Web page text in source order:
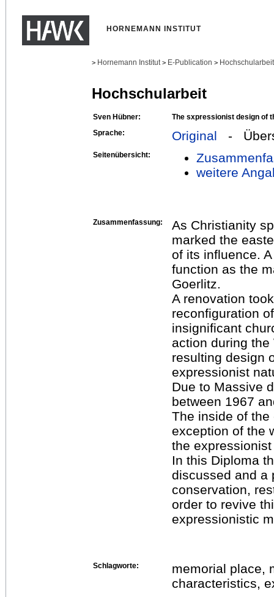
HORNEMANN INSTITUT
> Hornemann Institut > E-Publication >
Hochschularbeit
Sven Hübner:
The sxpressionist design of
Sprache:
Original -
Seitenübersicht:
weitere
Zusammenfassung:
As Christianity
marked the
of its influence.
function as the
Goerlitz.
A renovation
reconfiguration
insignificant
action during the
resulting design
expressionist
Due to Massive
between 1967
The inside of
exception of the
the
In this Diploma
discussed and a
conservation,
order to revive
expressionistic
Schlagworte:
memorial place,
characteristics,